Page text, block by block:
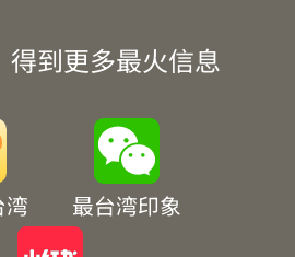
得到更多最火信息
湾 最台湾印象